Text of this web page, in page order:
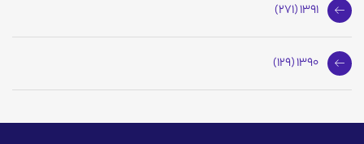
1391 (271)
1390 (129)